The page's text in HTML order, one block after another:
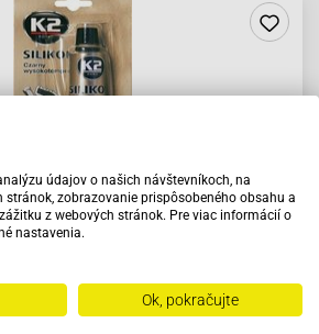
údajov o našich návštevníkoch, na
stránok, zobrazovanie prispôsobeného obsahu a
z webových stránok. Pre viac informácií o
nastavenia.
Ok, pokračujte